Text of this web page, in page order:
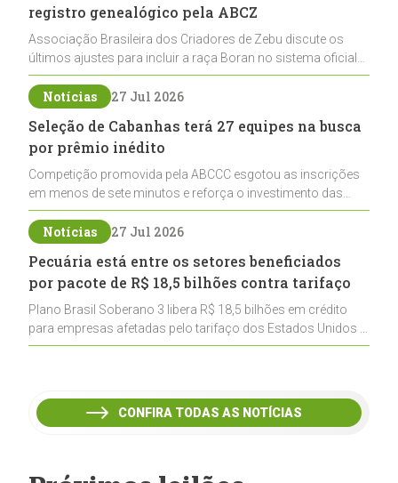
registro genealógico pela ABCZ
Associação Brasileira dos Criadores de Zebu discute os
últimos ajustes para incluir a raça Boran no sistema oficial
de registros, abrindo caminho para sua expansão na
pecuária nacional
Notícias 27 Jul 2026
Seleção de Cabanhas terá 27 equipes na busca
por prêmio inédito
Competição promovida pela ABCCC esgotou as inscrições
em menos de sete minutos e reforça o investimento das
cabanhas na seleção genética de Cavalos Crioulos voltados
ao laço
Notícias 27 Jul 2026
Pecuária está entre os setores beneficiados
por pacote de R$ 18,5 bilhões contra tarifaço
Plano Brasil Soberano 3 libera R$ 18,5 bilhões em crédito
para empresas afetadas pelo tarifaço dos Estados Unidos e
inclui a pecuária entre os setores estratégicos
CONFIRA TODAS AS NOTÍCIAS